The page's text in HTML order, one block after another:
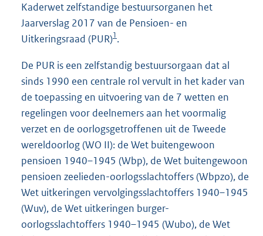
Kaderwet zelfstandige bestuursorganen het
Jaarverslag 2017 van de Pensioen- en
Uitkeringsraad (PUR)1.
De PUR is een zelfstandig bestuursorgaan dat al
sinds 1990 een centrale rol vervult in het kader van
de toepassing en uitvoering van de 7 wetten en
regelingen voor deelnemers aan het voormalig
verzet en de oorlogsgetroffenen uit de Tweede
wereldoorlog (WO II): de Wet buitengewoon
pensioen 1940–1945 (Wbp), de Wet buitengewoon
pensioen zeelieden-oorlogsslachtoffers (Wbpzo), de
Wet uitkeringen vervolgingsslachtoffers 1940–1945
(Wuv), de Wet uitkeringen burger-
oorlogsslachtoffers 1940–1945 (Wubo), de Wet